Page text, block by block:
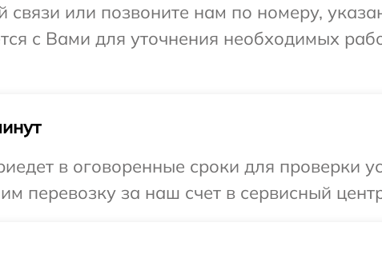
или позвоните нам по номеру,
с Вами для уточнения необходимых
в оговоренные сроки для проверки
перевозку за наш счет в сервисный